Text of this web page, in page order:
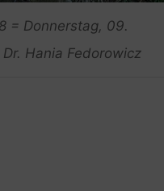
= Donnerstag, 09.
Hania Fedorowicz